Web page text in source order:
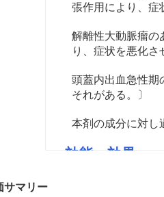
張作用により、症
解離性大動脈瘤の
り、症状を悪化さ
頭蓋内出血急性期
それがある。〕
本剤の成分に対し
効能・効果
サマリー